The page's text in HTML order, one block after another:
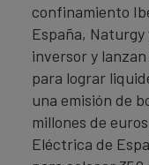
confinamiento
España,
inversor y
para lograr
una emisión de
millones de
Eléctrica de